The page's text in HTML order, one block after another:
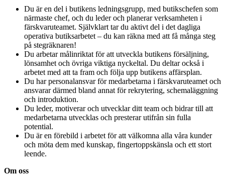
Du är en del i butikens ledningsgrupp, med butikschefen som
närmaste chef, och du leder och planerar verksamheten i
färskvaruteamet. Självklart tar du aktivt del i det dagliga
operativa butiksarbetet – du kan räkna med att få många steg
på stegräknaren!
Du arbetar målinriktat för att utveckla butikens försäljning,
lönsamhet och övriga viktiga nyckeltal. Du deltar också i
arbetet med att ta fram och följa upp butikens affärsplan.
Du har personalansvar för medarbetarna i färskvaruteamet och
ansvarar därmed bland annat för rekrytering, schemaläggning
och introduktion.
Du leder, motiverar och utvecklar ditt team och bidrar till att
medarbetarna utvecklas och presterar utifrån sin fulla
potential.
Du är en förebild i arbetet för att välkomna alla våra kunder
och möta dem med kunskap, fingertoppskänsla och ett stort
leende.
Om oss